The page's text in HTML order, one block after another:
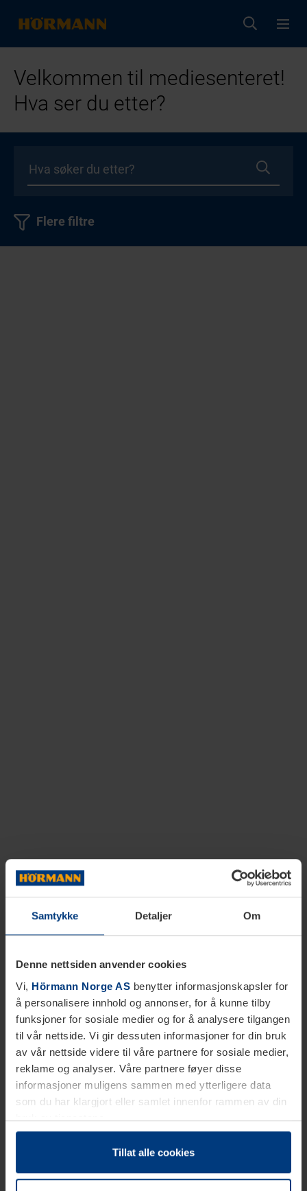
Samtykke Detaljer Om
Denne nettsiden anvender cookies
Vi, Hörmann Norge AS benytter informasjonskapsler for
å personalisere innhold og annonser, for å kunne tilby
funksjoner for sosiale medier og for å analysere tilgangen
til vår nettside. Vi gir dessuten informasjoner for din bruk
av vår nettside videre til våre partnere for sosiale medier,
reklame og analyser. Våre partnere føyer disse
informasjoner muligens sammen med ytterligere data
som du har klargjort eller samlet innenfor rammen av din
bruk av tjenestene.
Etter loven kan vi lagre informasjonskapsler på din
datamaskin, hvis disse er absolutt nødvendig for drift av
trenger vi din tillatelse. Du kan når som helst endre eller
Tillat alle cookies
Velkommen til mediesenteret!
Hva ser du etter?
Flere filtre